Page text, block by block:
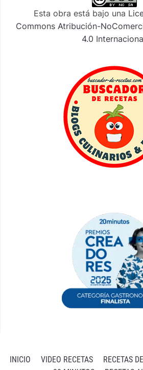
Esta obra está bajo una
Commons Atribución-
4.0
INICIO VIDEO RECETAS RECETAS